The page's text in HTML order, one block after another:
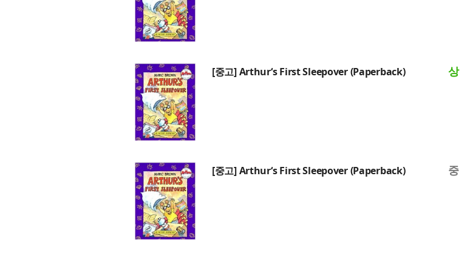
[중고] Arthur‘s First Sleepover (Paperback) 상
[중고] Arthur‘s First Sleepover (Paperback) 중